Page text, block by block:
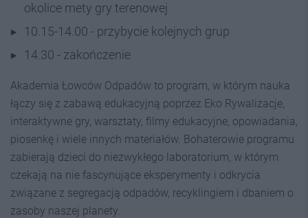
okolice mety gry terenowej
10.15-14.00 - przybycie kolejnych grup
14.30 - zakończenie
Akademia Łowców Odpadów to program, w którym nauka
łączy się z zabawą edukacyjną poprzez Eko Rywalizacje,
interaktywne gry, warsztaty, filmy edukacyjne, opowiadania,
piosenkę i wiele innych materiałów. Bohaterowie programu
zabierają dzieci do niezwykłego laboratorium, w którym
czekają na nie fascynujące eksperymenty i odkrycia
związane z segregacją odpadów, recyklingiem i dbaniem o
zasoby naszej planety.